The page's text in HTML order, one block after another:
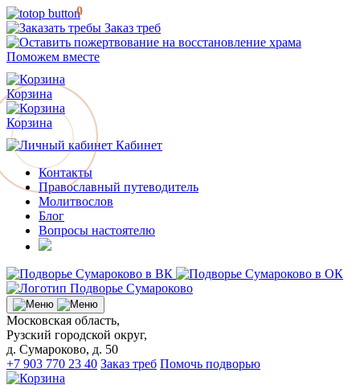
Заказ треб
Поможем вместе
Корзина
Корзина
0
Кабинет
Контакты
Православный путеводитель
Молитвослов
Блог
Вопросы настоятелю
Московская область,
Рузский городской округ,
д. Сумароково, д. 50
+7 903 770 23 40 Заказ треб Помочь подворью